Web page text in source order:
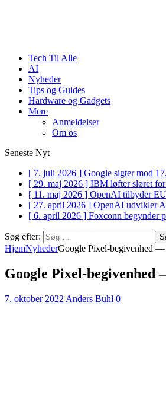
Tech Til Alle
AI
Nyheder
Tips og Guides
Hardware og Gadgets
Mere
Anmeldelser
Om os
Seneste Nyt
[ 7. juli 2026 ] Google sigter mod
[ 29. maj 2026 ] IBM løfter sløret for
[ 11. maj 2026 ] OpenAI tilbyder
[ 27. april 2026 ] OpenAI udvikler
[ 6. april 2026 ] Foxconn begynder
Søg efter:
HjemNyhederGoogle Pixel-begivenhed —
Google Pixel-
7. oktober 2022 Anders Buhl 0